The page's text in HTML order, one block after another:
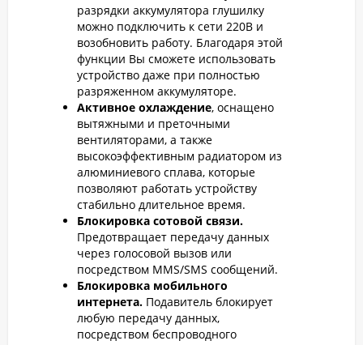
разрядки аккумулятора глушилку
можно подключить к сети 220В и
возобновить работу. Благодаря этой
функции Вы сможете использовать
устройство даже при полностью
разряженном аккумуляторе.
Активное охлаждение, оснащено
вытяжными и преточными
вентиляторами, а также
высокоэффективным радиатором из
алюминиевого сплава, которые
позволяют работать устройству
стабильно длительное время.
Блокировка сотовой связи.
Предотвращает передачу данных
через голосовой вызов или
посредством MMS/SMS сообщений.
Блокировка мобильного
интернета. Подавитель блокирует
любую передачу данных,
посредством беспроводного